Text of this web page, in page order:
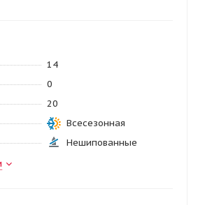
14
0
20
Всесезонная
Нешипованные